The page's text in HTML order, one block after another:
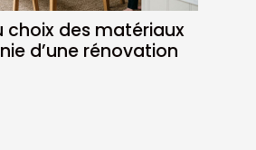
choix des matériaux
d’une rénovation